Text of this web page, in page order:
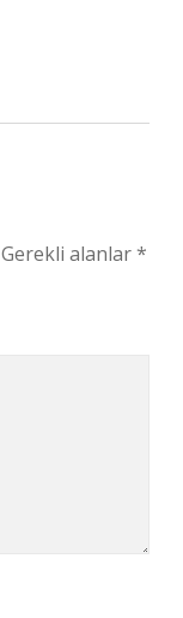
Gerekli alanlar*